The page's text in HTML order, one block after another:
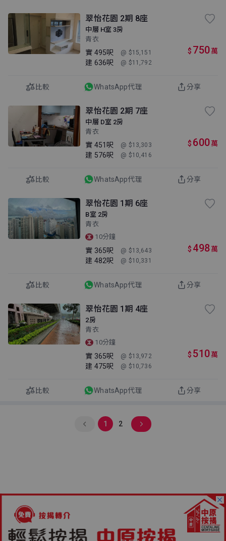
翠怡花園 2期 8座
中層 H室 3房
青衣
實 495呎 @ $15,151
建 636呎 @ $11,792
$ 750萬
比較 WhatsApp代理 分享
翠怡花園 2期 7座
中層 D室 2房
青衣
實 451呎 @ $13,303
建 576呎 @ $10,416
$ 600萬
比較 WhatsApp代理 分享
翠怡花園 1期 6座
B室 2房
青衣
10分鐘
實 365呎 @ $13,643
建 482呎 @ $10,331
$ 498萬
比較 WhatsApp代理 分享
翠怡花園 1期 4座
2房
青衣
10分鐘
實 365呎 @ $13,972
建 475呎 @ $10,736
$ 510萬
比較 WhatsApp代理 分享
1 2